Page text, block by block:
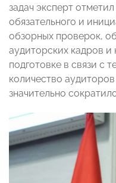
задач эксперт
обязательного и
обзорных проверок,
аудиторских кадров и
подготовке в связи с
количество
значительно